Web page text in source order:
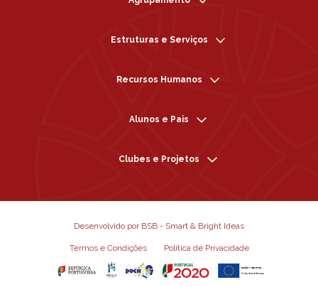
Estruturas e Serviços
Recursos Humanos
Alunos e Pais
Clubes e Projetos
Desenvolvido por BSB - Smart & Bright Ideas
Termos e Condições Política de Privacidade